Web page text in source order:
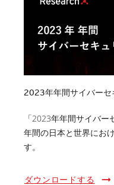
2023年年間サイバーセ
「2023年年間サイバ
年間の日本と世界にお
す。
ダウンロードする